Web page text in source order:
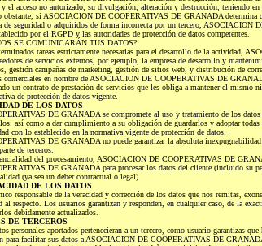
el acceso no autorizado, su divulgación, alteración y destrucción, teniendo
obstante, si ASOCIACION DE COOPERATIVAS DE GRANADA determina
de seguridad o adquiridos de forma incorrecta por un tercero,
por el RGPD y las autoridades de protección de datos competentes.
SE COMUNICARÁN TUS DATOS?
tareas estrictamente necesarias para el desarrollo de la actividad,
de servicios externos, por ejemplo, la empresa de desarrollo y
gestión campañas de marketing, gestión de sitios web, y distribución de
comerciales en nombre de ASOCIACION DE COOPERATIVAS DE
un contrato de prestación de servicios que les obliga a mantener el mismo
de protección de datos vigente.
DE LOS DATOS
DE GRANADA se compromete al uso y tratamiento de los datos
así como a dar cumplimiento a su obligación de guardarlos y adoptar
con lo establecido en la normativa vigente de protección de datos.
DE GRANADA no puede garantizar la absoluta
de terceros.
del procesamiento, ASOCIACION DE COOPERATIVAS DE
DE GRANADA para procesar los datos del cliente (incluido su
(ya sea un deber contractual o legal).
DE LOS DATOS
responsable de la veracidad y corrección de los datos que nos remitas,
al respecto. Los usuarios garantizan y responden, en cualquier caso, de la
debidamente actualizados.
DE TERCEROS
personales aportados pertenecieran a un tercero, como usuario garantizas
para facilitar sus datos a ASOCIACION DE COOPERATIVAS DE